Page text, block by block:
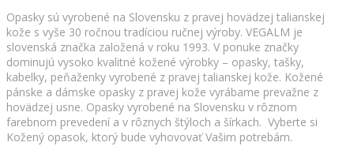
Opasky sú vyrobené na Slovensku z pravej hovädzej talianskej
kože s vyše 30 ročnou tradíciou ručnej výroby. VEGALM je
slovenská značka založená v roku 1993. V ponuke značky
dominujú vysoko kvalitné kožené výrobky – opasky, tašky,
kabelky, peňaženky vyrobené z pravej talianskej kože. Kožené
pánske a dámske opasky z pravej kože vyrábame prevažne z
hovädzej usne. Opasky vyrobené na Slovensku v rôznom
farebnom prevedení a v rôznych štýloch a šírkach. Vyberte si
Kožený opasok, ktorý bude vyhovovať Vašim potrebám.